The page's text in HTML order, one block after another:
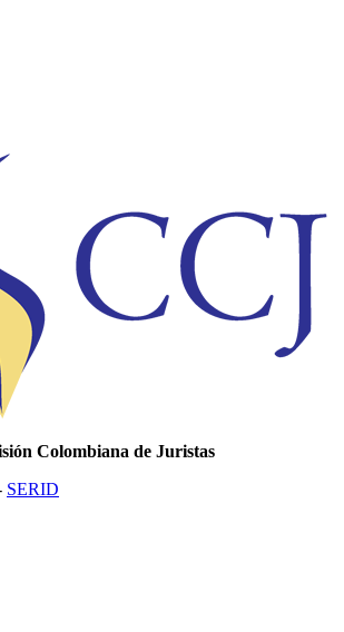
Colombiana de Juristas
SERID